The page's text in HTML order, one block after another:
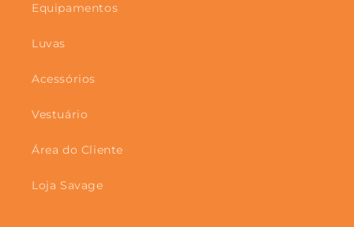
Equipamentos
Luvas
Acessórios
Vestuário
Área do Cliente
Loja Savage